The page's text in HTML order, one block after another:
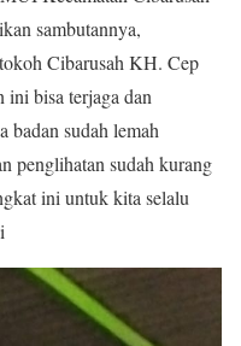
sambutannya,
Cibarusah KH. Cep
ini bisa terjaga dan
badan sudah lemah
penglihatan sudah kurang
ini untuk kita selalu